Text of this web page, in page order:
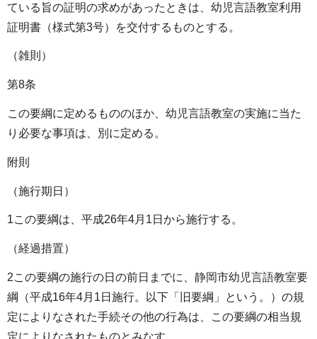
ている旨の証明の求めがあったときは、幼児言語教室利用
証明書（様式第3号）を交付するものとする。
（雑則）
第8条
この要綱に定めるもののほか、幼児言語教室の実施に当た
り必要な事項は、別に定める。
附則
（施行期日）
1この要綱は、平成26年4月1日から施行する。
（経過措置）
2この要綱の施行の日の前日までに、静岡市幼児言語教室要
綱（平成16年4月1日施行。以下「旧要綱」という。）の規
定によりなされた手続その他の行為は、この要綱の相当規
定によりなされたものとみなす。